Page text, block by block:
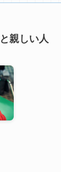
親しい人